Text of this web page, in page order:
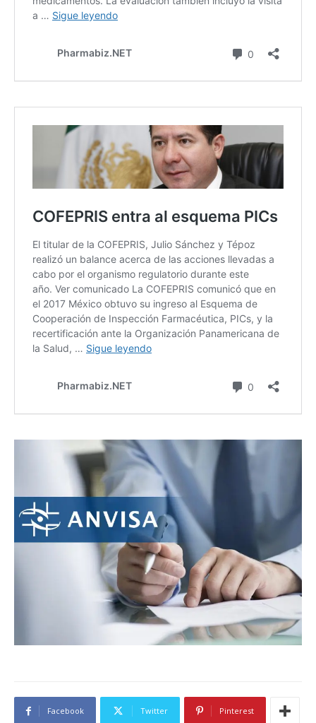
Facebook Twitter Pinterest